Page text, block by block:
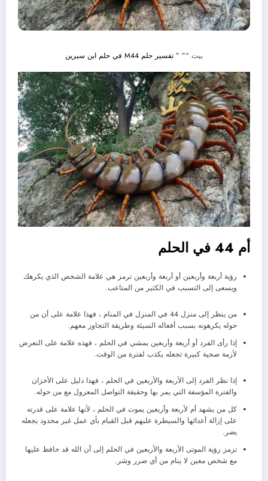
بيت “” ” تفسير حلم M44 في حلم ابن سيرين
أم 44 في الحلم
رؤية أربعة وأربعين أو أربعة وأربعين ترمز هي علامة الشخص الذي يكرهك
ويسعى إلى التسبب في الكثير من المتاعب.
من ينظر إلى منزل 44 في المنزل في المنام ، فهذا علامة على أن من
حوله يكرهونه بسبب أفعاله السيئة وطريقة التجاوز معهم.
إذا رأى الفرد أو أربعة وأربعين يمشي في الحلم ، فهذه علامة على التعرض
لأزمة صحية كبيرة تجعله يكذب لفترة من الوقت.
إذا نظر الفرد إلى الأربعة والأربعين في الحلم ، فهذا دليل على الأحزان
والفترة المؤسفة التي يمر بها وحقيقة التواصل المعزول مع من حوله.
كل من يشهد أم لأربعة وأربعين يموت في الحلم ، لأنها علامة على قدرته
على إزالة أعدائها والسيطرة عليهم قبل القيام بأي عمل غير محدود يجعله
يضر.
ترمز رؤية الموتى الأربعة والأربعين في الحلم إلى أن الله قد حافظ عليها
مع شخص معين لا ينام من أي ضرر وشر.